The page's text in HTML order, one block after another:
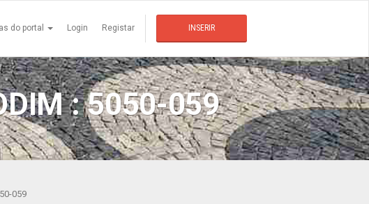
do portal Login Registar INSERIR
: 5050-059
059